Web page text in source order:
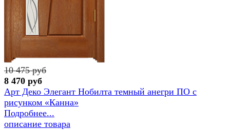
10 475 руб
8 470 руб
Арт Деко Элегант Нобилта темный анегри ПО с
рисунком «Канна»
Подробнее...
описание товара